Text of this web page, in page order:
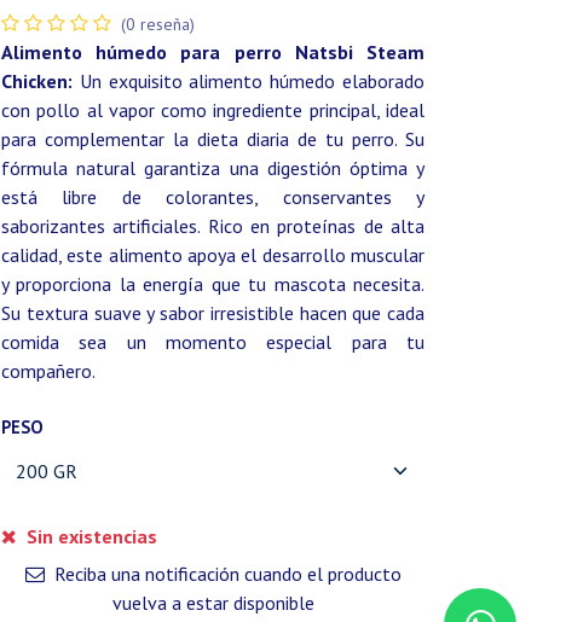
(0 reseña)
Alimento húmedo para perro Natsbi Steam
Chicken: Un exquisito alimento húmedo elaborado
con pollo al vapor como ingrediente principal, ideal
para complementar la dieta diaria de tu perro. Su
fórmula natural garantiza una digestión óptima y
está libre de colorantes, conservantes y
saborizantes artificiales. Rico en proteínas de alta
calidad, este alimento apoya el desarrollo muscular
y proporciona la energía que tu mascota necesita.
Su textura suave y sabor irresistible hacen que cada
comida sea un momento especial para tu
compañero.
PESO
Sin existencias
Reciba una notificación cuando el producto
vuelva a estar disponible